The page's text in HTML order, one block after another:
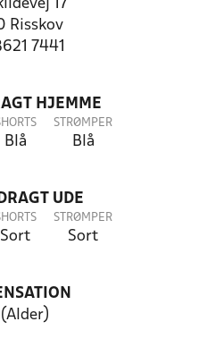
17
Risskov
7441
HJEMME
Blå
STRØMPER
Blå
UDE
Sort
STRØMPER
Sort